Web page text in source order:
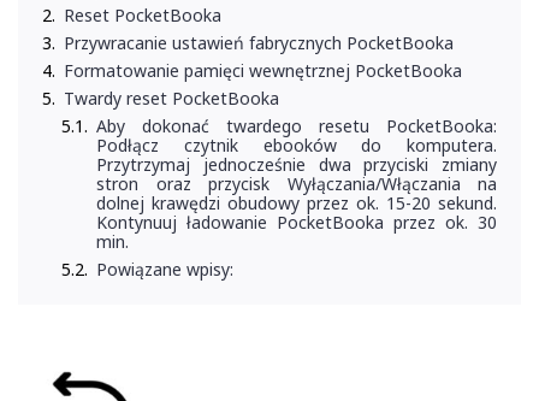
Reset PocketBooka
Przywracanie ustawień fabrycznych PocketBooka
Formatowanie pamięci wewnętrznej PocketBooka
Twardy reset PocketBooka
Aby dokonać twardego resetu PocketBooka:
Podłącz czytnik ebooków do komputera.
Przytrzymaj jednocześnie dwa przyciski zmiany
stron oraz przycisk Wyłączania/Włączania na
dolnej krawędzi obudowy przez ok. 15-20 sekund.
Kontynuuj ładowanie PocketBooka przez ok. 30
min.
Powiązane wpisy: